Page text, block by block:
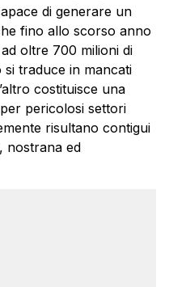
di generare un
fino allo scorso anno
oltre 700 milioni di
si traduce in mancati
costituisce una
pericolosi settori
risultano contigui
nostrana ed